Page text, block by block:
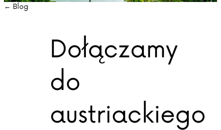
← Blog
Dołączamy
do
austriackiego